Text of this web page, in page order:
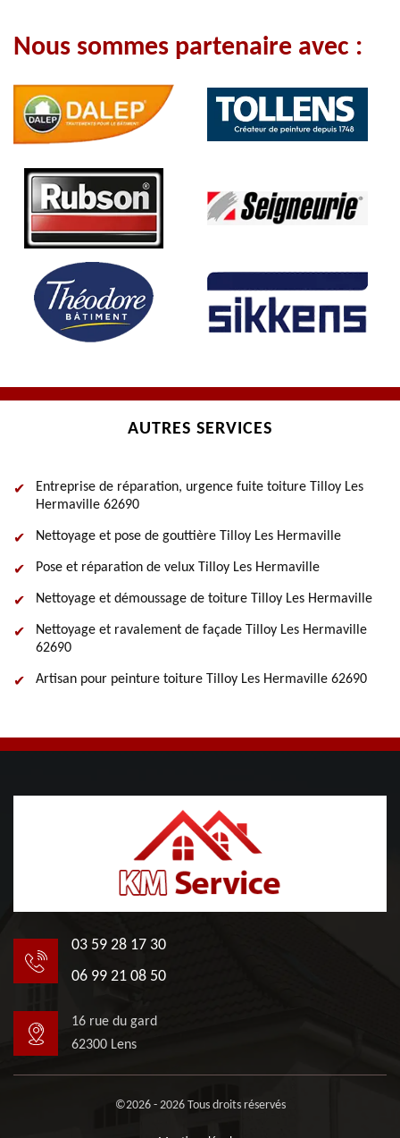
Nous sommes partenaire avec :
AUTRES SERVICES
Entreprise de réparation, urgence fuite toiture Tilloy Les
Hermaville 62690
Nettoyage et pose de gouttière Tilloy Les Hermaville
Pose et réparation de velux Tilloy Les Hermaville
Nettoyage et démoussage de toiture Tilloy Les Hermaville
Nettoyage et ravalement de façade Tilloy Les Hermaville
62690
Artisan pour peinture toiture Tilloy Les Hermaville 62690
03 59 28 17 30
06 99 21 08 50
16 rue du gard
62300 Lens
©2026 - 2026 Tous droits réservés